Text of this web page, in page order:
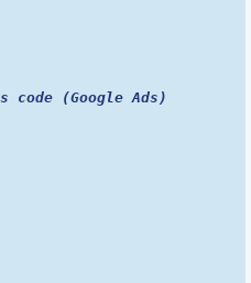
code (Google Ads)